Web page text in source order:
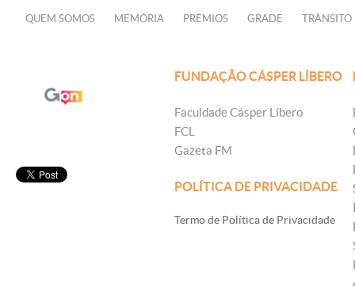
QUEM SOMOS MEMÓRIA PRÊMIOS GRADE TRÂNSITO
FUNDAÇÃO CÁSPER LÍBERO
Faculdade Cásper Líbero
FCL
Gazeta FM
POLÍTICA DE PRIVACIDADE
Termo de Política de Privacidade